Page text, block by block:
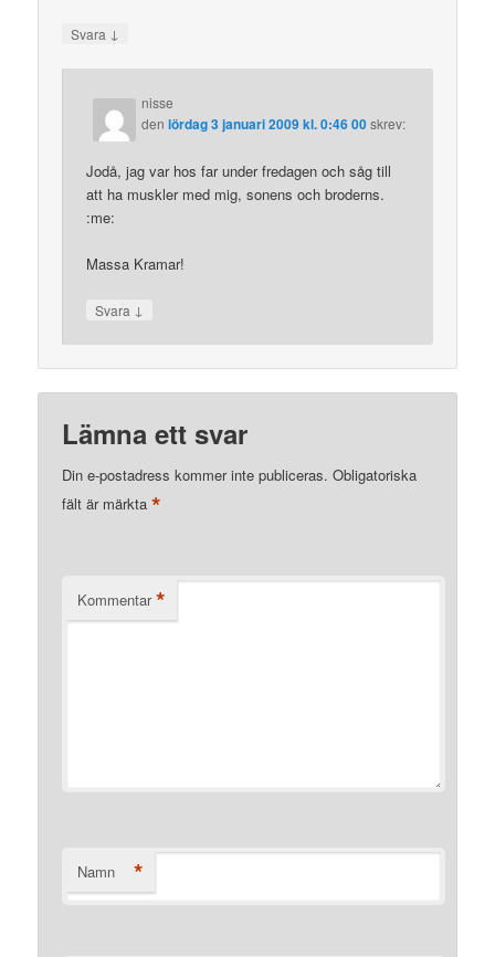
Svara ↓
nisse
denlördag 3 januari 2009 kl. 0:46 00skrev:
Jodå, jag var hos far under fredagen och såg till
att ha muskler med mig, sonens och broderns.
:me:
Massa Kramar!
Svara ↓
Lämna ett svar
Din e-postadress kommer inte publiceras. Obligatoriska
fält är märkta*
Kommentar *
Namn *